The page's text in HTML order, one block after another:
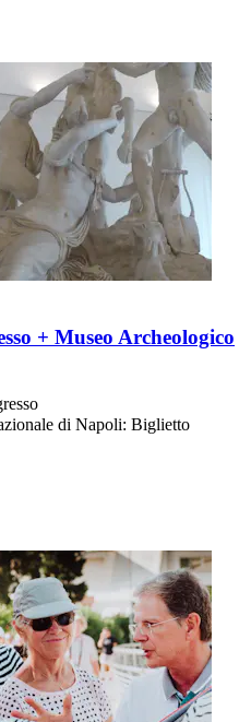
+ Museo Archeologico
di Napoli: Biglietto